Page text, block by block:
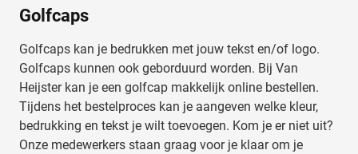
Golfcaps
Golfcaps kan je bedrukken met jouw tekst en/of logo.
Golfcaps kunnen ook geborduurd worden. Bij Van
Heijster kan je een golfcap makkelijk online bestellen.
Tijdens het bestelproces kan je aangeven welke kleur,
bedrukking en tekst je wilt toevoegen. Kom je er niet uit?
Onze medewerkers staan graag voor je klaar om je